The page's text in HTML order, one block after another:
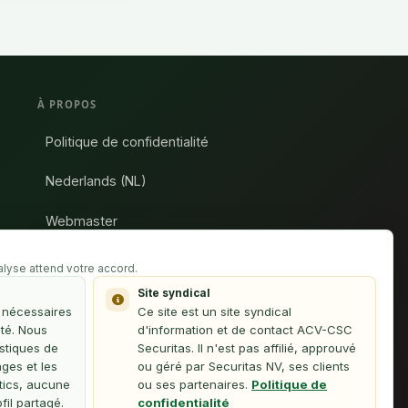
À PROPOS
Politique de confidentialité
Nederlands (NL)
Webmaster
Cette plateforme est une initiative des délégués
syndicaux de l'ACV-Securitas et n'est pas affiliée à
attend votre accord.
Nous
de
et les
aucune
partagé.
Site syndical
Ce site est un site syndical
d'information et de contact ACV-CSC
Securitas. Il n'est pas affilié, approuvé
ou géré par Securitas NV, ses clients
ou ses partenaires. Politique de
confidentialité